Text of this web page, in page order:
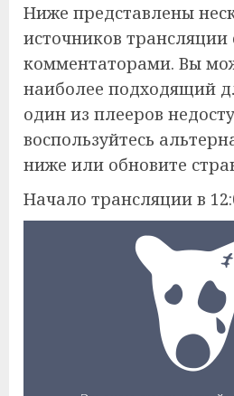
Ниже представлены
источников
комментаторами. Вы
наиболее подходящий
один из плееров
воспользуйтесь
ниже или обновите
Начало трансляции в